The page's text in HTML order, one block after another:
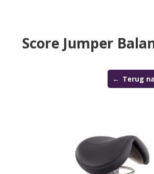
Score Jumper
Terug